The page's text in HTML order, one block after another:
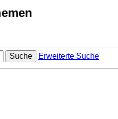
Suche
Erweiterte Suche